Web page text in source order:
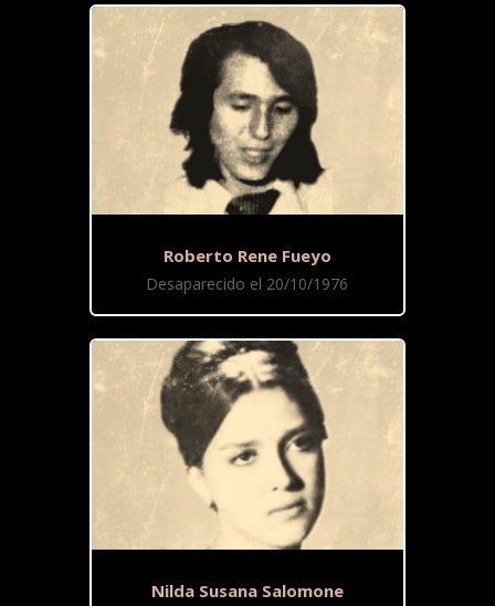
Roberto Rene Fueyo
Desaparecido el 20/10/1976
Nilda Susana Salomone